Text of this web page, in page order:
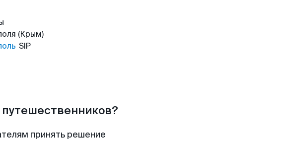
(Крым)
SIP
путешественников?
принять решение